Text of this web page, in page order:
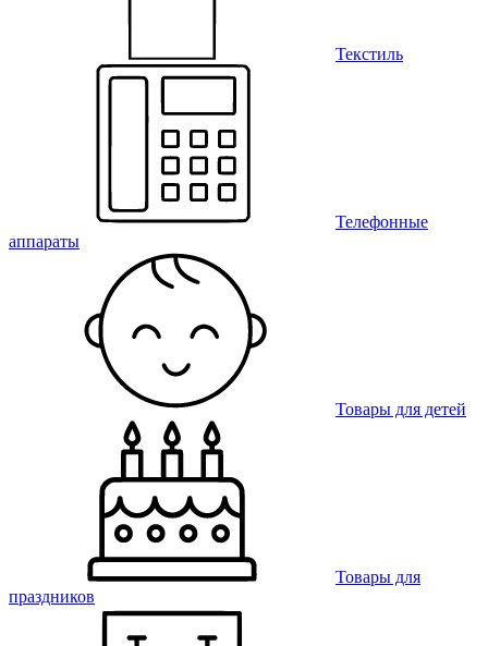
Текстиль
Телефонные
аппараты
Товары для детей
Товары для
праздников